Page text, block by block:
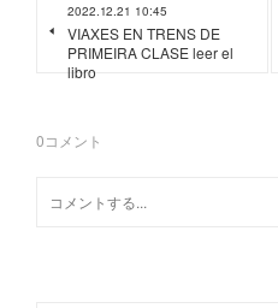
2022.12.21 10:45
VIAXES EN TRENS DE
PRIMEIRA CLASE leer el
libro
0コメント